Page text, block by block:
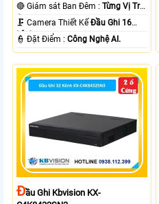
🔴 Giám sát Ban Đêm :Từng Vị Trí
Camera .
🗜️ Camera Thiết KếĐầu Ghi 16
kênh.
️👮 Đặt Điểm :Công Nghệ AI.
ĐẦu Ghi Kbvision KX-